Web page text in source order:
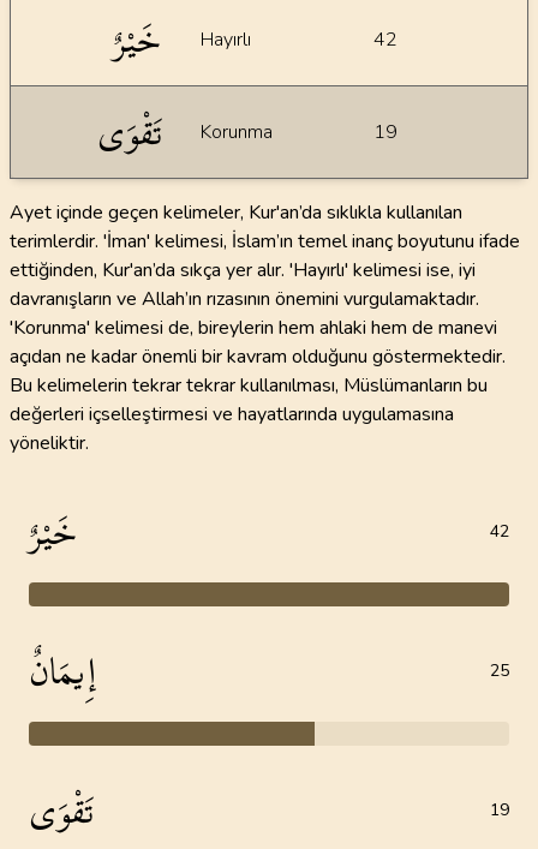
خَيْرٌ Hayırlı 42
تَقْوَى Korunma 19
Ayet içinde geçen kelimeler, Kur'an’da sıklıkla kullanılan
terimlerdir. 'İman' kelimesi, İslam’ın temel inanç boyutunu ifade
ettiğinden, Kur'an’da sıkça yer alır. 'Hayırlı' kelimesi ise, iyi
davranışların ve Allah’ın rızasının önemini vurgulamaktadır.
'Korunma' kelimesi de, bireylerin hem ahlaki hem de manevi
açıdan ne kadar önemli bir kavram olduğunu göstermektedir.
Bu kelimelerin tekrar tekrar kullanılması, Müslümanların bu
değerleri içselleştirmesi ve hayatlarında uygulamasına
yöneliktir.
خَيْرٌ 42
إِيمَانٌ 25
تَقْوَى 19